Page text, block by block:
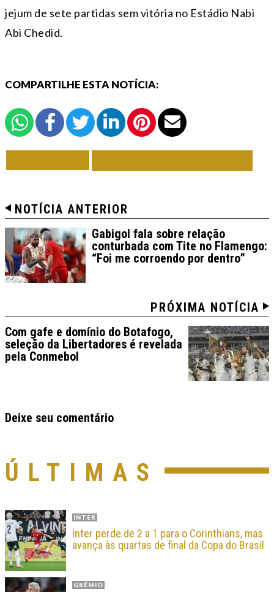
jejum de sete partidas sem vitória no Estádio Nabi
Abi Chedid.
COMPARTILHE ESTA NOTÍCIA:
NOTÍCIA ANTERIOR
Gabigol fala sobre relação
conturbada com Tite no Flamengo:
“Foi me corroendo por dentro”
PRÓXIMA NOTÍCIA
Com gafe e domínio do Botafogo,
seleção da Libertadores é revelada
pela Conmebol
Deixe seu comentário
ÚLTIMAS
INTER
Inter perde de 2 a 1 para o Corinthians, mas
avança às quartas de final da Copa do Brasil
GRÊMIO